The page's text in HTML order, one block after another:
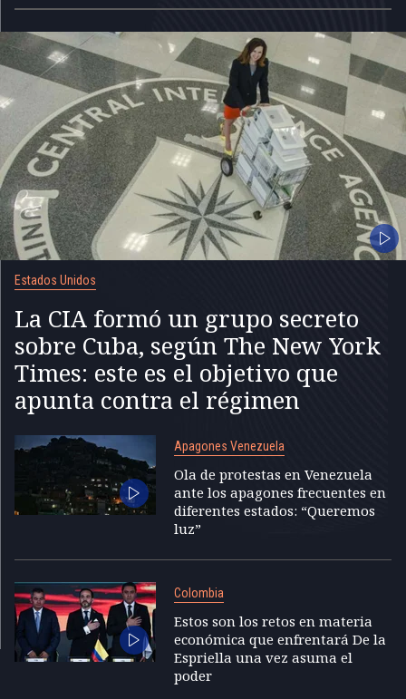
Estados Unidos
La CIA formó un grupo secreto
sobre Cuba, según The New York
Times: este es el objetivo que
apunta contra el régimen
Apagones Venezuela
Ola de protestas en Venezuela
ante los apagones frecuentes en
diferentes estados: “Queremos
luz”
Colombia
Estos son los retos en materia
económica que enfrentará De la
Espriella una vez asuma el
poder